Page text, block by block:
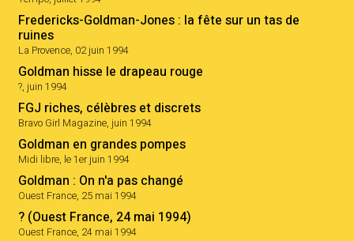
Fredericks-Goldman-Jones : la fête sur un tas de
ruines
La Provence, 02 juin 1994
Goldman hisse le drapeau rouge
?, juin 1994
FGJ riches, célèbres et discrets
Bravo Girl Magazine, juin 1994
Goldman en grandes pompes
Midi libre, le 1er juin 1994
Goldman : On n'a pas changé
Ouest France, 25 mai 1994
? (Ouest France, 24 mai 1994)
Ouest France, 24 mai 1994